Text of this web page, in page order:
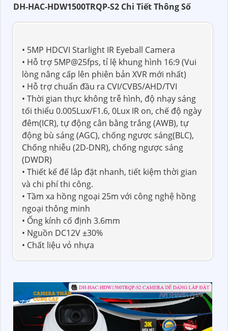
DH-HAC-HDW1500TRQP-S2 Chi Tiết Thông Số
• 5MP HDCVI Starlight IR Eyeball Camera
• Hỗ trợ 5MP@25fps, tỉ lệ khung hình 16:9 (Vui
lòng nâng cấp lên phiên bản XVR mới nhất)
• Hỗ trợ chuẩn đầu ra CVI/CVBS/AHD/TVI
• Thời gian thực không trễ hình, độ nhạy sáng
tối thiểu 0.005Lux/F1.6, 0Lux IR on, chế độ ngày
đêm(ICR), tự động cân bằng trắng (AWB), tự
động bù sáng (AGC), chống ngược sáng(BLC),
Chống nhiễu (2D-DNR), chống ngược sáng
(DWDR)
• Thiết kế đế lắp đặt nhanh, tiết kiệm thời gian
và chi phí thi công.
• Tầm xa hồng ngoại 25m với công nghệ hồng
ngoại thông minh
• Ống kính cố định 3.6mm
• Nguồn DC12V ±30%
• Chất liệu vỏ nhựa